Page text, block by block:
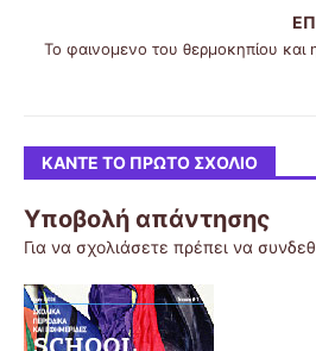
Το φαινομενο του θερμοκηπίου και
ΚΆΝΤΕ ΤΟ ΠΡΏΤΟ ΣΧΌΛΙΟ
Υποβολή απάντησης
Για να σχολιάσετε πρέπει να